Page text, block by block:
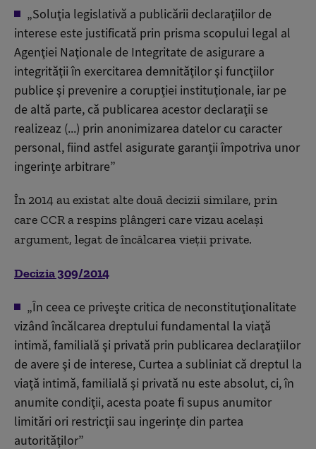
„Soluţia legislativă a publicării declaraţiilor de
interese este justificată prin prisma scopului legal al
Agenţiei Naţionale de Integritate de asigurare a
integrităţii în exercitarea demnităţilor şi funcţiilor
publice şi prevenire a corupţiei instituţionale, iar pe
de altă parte, că publicarea acestor declaraţii se
realizeaz (...) prin anonimizarea datelor cu caracter
personal, fiind astfel asigurate garanţii împotriva unor
ingerinţe arbitrare”
În 2014 au existat alte două decizii similare, prin
care CCR a respins plângeri care vizau același
argument, legat de încălcarea vieții private.
Decizia 309/2014
„În ceea ce priveşte critica de neconstituţionalitate
vizând încălcarea dreptului fundamental la viaţă
intimă, familială şi privată prin publicarea declaraţiilor
de avere şi de interese, Curtea a subliniat că dreptul la
viaţă intimă, familială şi privată nu este absolut, ci, în
anumite condiţii, acesta poate fi supus anumitor
limitări ori restricţii sau ingerinţe din partea
autorităţilor”